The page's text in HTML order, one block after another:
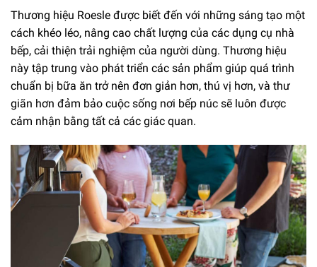
Thương hiệu Roesle được biết đến với những sáng tạo một
cách khéo léo, nâng cao chất lượng của các dụng cụ nhà
bếp, cải thiện trải nghiệm của người dùng. Thương hiệu
này tập trung vào phát triển các sản phẩm giúp quá trình
chuẩn bị bữa ăn trở nên đơn giản hơn, thú vị hơn, và thư
giãn hơn đảm bảo cuộc sống nơi bếp núc sẽ luôn được
cảm nhận bằng tất cả các giác quan.